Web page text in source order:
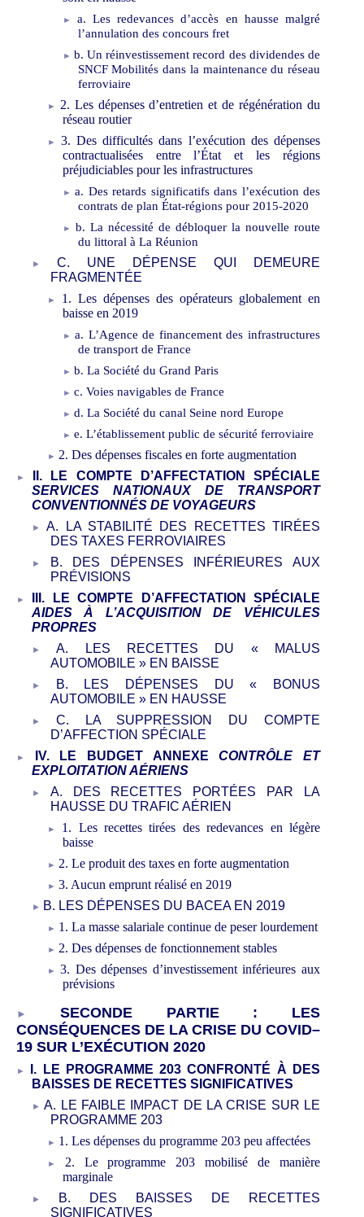
a. Les redevances d’accès en hausse malgré
l’annulation des concours fret
b. Un réinvestissement record des dividendes de
SNCF Mobilités dans la maintenance du réseau
ferroviaire
2. Les dépenses d’entretien et de régénération du
réseau routier
3. Des difficultés dans l’exécution des dépenses
contractualisées entre l’État et les régions
préjudiciables pour les infrastructures
a. Des retards significatifs dans l’exécution des
contrats de plan État‑régionspour 2015-2020
b. La nécessité de débloquer la nouvelle route
du littoral à La Réunion
C.
UNE DÉPENSE QUI DEMEURE
FRAGMENTÉE
1. Les dépenses des opérateurs globalementen
baisse en 2019
a. L’Agence de financement des infrastructures
de transport de France
b. La Société du Grand Paris
c. Voies navigables de France
d. La Société du canal Seine nord Europe
e. L’établissementpublic de sécurité ferroviaire
2. Des dépenses fiscales en forte augmentation
II.
LE COMPTE D’AFFECTATION SPÉCIALE
SERVICES NATIONAUX DE TRANSPORT
CONVENTIONNÉS DE VOYAGEURS
A.
LA STABILITÉ DES RECETTES TIRÉES
DES TAXES FERROVIAIRES
B.
DES DÉPENSES INFÉRIEURES AUX
PRÉVISIONS
III.
LECOMPTE D’AFFECTATION
SPÉCIALE
AIDES À L’ACQUISITION DE VÉHICULES
PROPRES
A.
LES RECETTES DU «
MALUS
AUTOMOBILE » EN BAISSE
B.
LES DÉPENSES DU «
BONUS
AUTOMOBILE » EN HAUSSE
C.
LA SUPPRESSION DU COMPTE
D’AFFECTION SPÉCIALE
IV.
LE BUDGET ANNEXECONTRÔLE ET
EXPLOITATION AÉRIENS
A.
DES RECETTES PORTÉES PAR LA
HAUSSE DU TRAFIC AÉRIEN
1. Les recettes tirées desredevances enlégère
baisse
2. Le produit des taxes en forte augmentation
3. Aucun emprunt réalisé en 2019
B. LES DÉPENSES DU BACEA EN 2019
1. La masse salariale continue de peser lourdement
2. Des dépenses de fonctionnement stables
3. Des dépenses d’investissement inférieures aux
prévisions
SECONDEPARTIE
: LES
CONSÉQUENCES DE LA CRISE DU COVID–
19 SUR L’EXÉCUTION 2020
I. LE PROGRAMME 203 CONFRONTÉ À
DES
BAISSES DE RECETTES SIGNIFICATIVES
A. LE FAIBLE IMPACT DE LA CRISE SUR LE
PROGRAMME 203
1. Les dépenses du programme 203 peu affectées
2.
Le programme 203 mobiliséde manière
marginale
B.
DES BAISSES DE RECETTES
SIGNIFICATIVES